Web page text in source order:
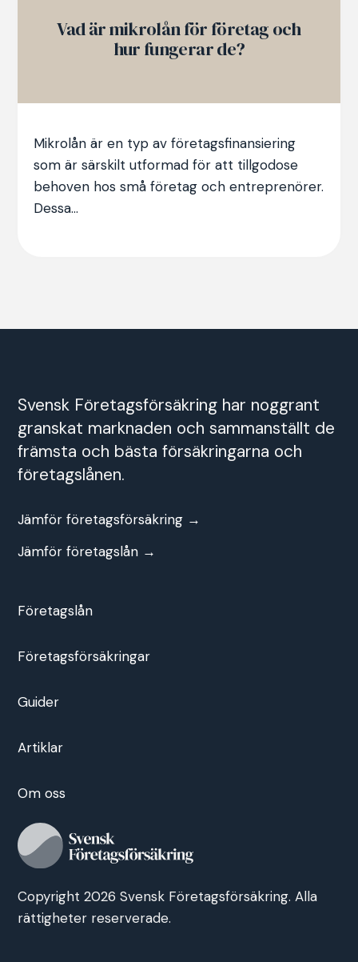
Vad är mikrolån för företag och
hur fungerar de?
Mikrolån är en typ av företagsfinansiering
som är särskilt utformad för att tillgodose
behoven hos små företag och entreprenörer.
Dessa...
Svensk Företagsförsäkring har noggrant
granskat marknaden och sammanställt de
främsta och bästa försäkringarna och
företagslånen.
Jämför företagsförsäkring →
Jämför företagslån →
Företagslån
Företagsförsäkringar
Guider
Artiklar
Om oss
Copyright 2026 Svensk Företagsförsäkring. Alla
rättigheter reserverade.